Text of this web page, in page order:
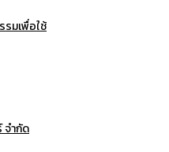
มเพื่อใช้
จำกัด